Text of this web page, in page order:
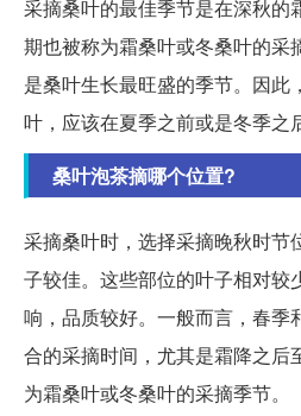
采摘桑叶的最佳季节是在深秋的
期也被称为霜桑叶或冬桑叶的采
是桑叶生长最旺盛的季节。因此
叶，应该在夏季之前或是冬季之
桑叶泡茶摘哪个位置?
采摘桑叶时，选择采摘晚秋时节
子较佳。这些部位的叶子相对较
响，品质较好。一般而言，春季
合的采摘时间，尤其是霜降之后
为霜桑叶或冬桑叶的采摘季节。